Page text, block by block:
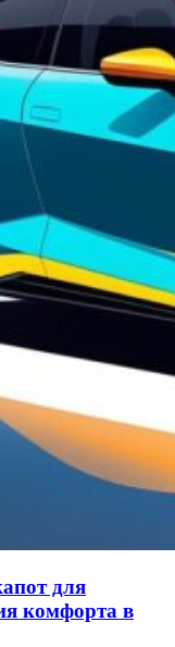
для
комфорта в